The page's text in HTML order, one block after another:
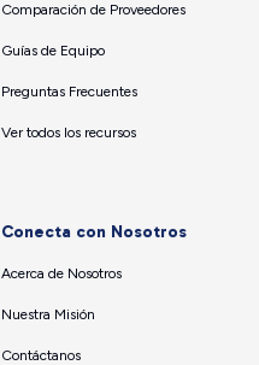
Comparación de Proveedores
Guías de Equipo
Preguntas Frecuentes
Ver todos los recursos
Conecta con Nosotros
Acerca de Nosotros
Nuestra Misión
Contáctanos